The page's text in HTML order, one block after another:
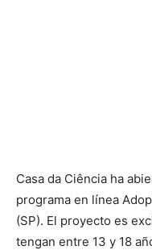
Casa da Ciência ha
programa en línea
(SP). El proyecto es
tengan entre 13 y 18